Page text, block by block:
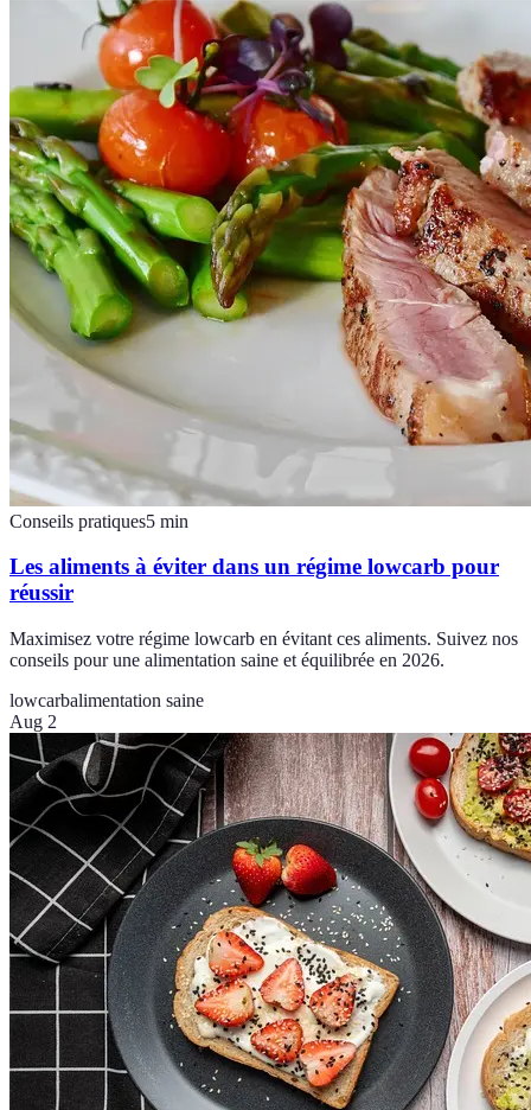
Conseils pratiques5 min
Les aliments à éviter dans un régime lowcarb pour
réussir
Maximisez votre régime lowcarb en évitant ces aliments. Suivez nos
conseils pour une alimentation saine et équilibrée en 2026.
lowcarbalimentation saine
Aug 2